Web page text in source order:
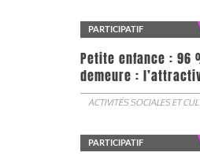
PARTICIPATIF
Petite enfance :
demeure :
ACTIVITÉS SOCIALES ET
PARTICIPATIF